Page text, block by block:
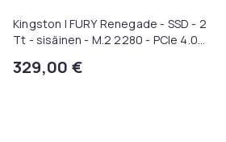
Kingston | FURY Renegade - SSD - 2
Tt - sisäinen - M.2 2280 - PCIe 4.0
jäähdytyselementti
329,00 €